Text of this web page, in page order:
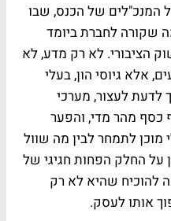
המנכ"לים של הכנס, שבו
שקורה לחברת ביומד
הציבורי. לא רק מדע, לא
אלא גיוסי הון, בעלי
לדעת לעצור, מערכי
כסף מהר מדי, והפער
לתמחר לבין מה שוול
על החלק הפחות חגיגי של
להוכיח שהיא לא רק
אותו לעסק.